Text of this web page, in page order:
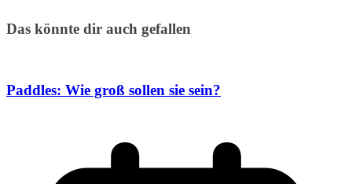
Das könnte dir auch gefallen
Paddles: Wie groß sollen sie sein?